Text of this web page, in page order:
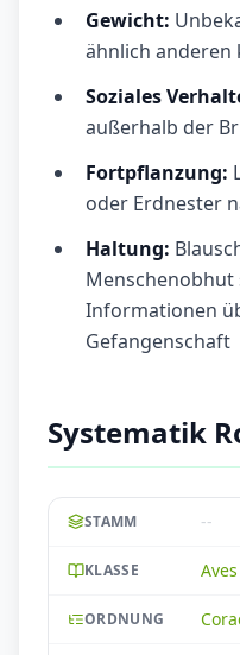
Gewicht:
ähnlich anderen
Soziales
außerhalb der
Fortpflanzung:
oder Erdnester
Haltung:
Informationen
Gefangenschaft
Systematik
STAMM --
KLASSE
ORDNUNG